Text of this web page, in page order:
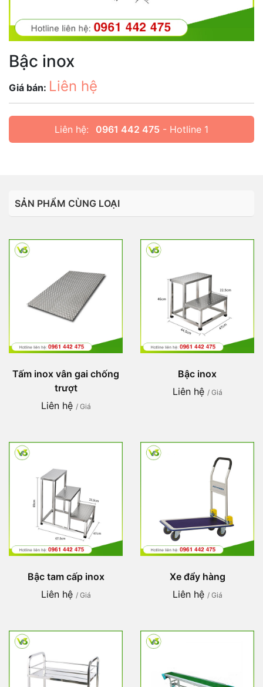
Bậc inox
Giá bán: Liên hệ
Liên hệ: 0961 442 475 - Hotline 1
SẢN PHẨM CÙNG LOẠI
Tấm inox vân gai chống
trượt
Liên hệ / Giá
Bậc inox
Liên hệ / Giá
Bậc tam cấp inox
Liên hệ / Giá
Xe đẩy hàng
Liên hệ / Giá